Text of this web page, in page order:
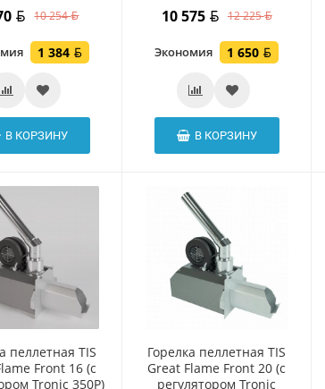
10 254
1 384
В КОРЗИНУ
10 575 12 225
Экономия 1 650
В КОРЗИНУ
пеллетная TIS
Front 16 (c
Tronic 350P)
Горелка пеллетная TIS
Great Flame Front 20 (c
регулятором Tronic